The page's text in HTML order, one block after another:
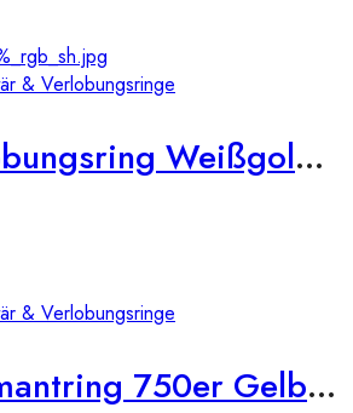
& Verlobungsringe
585er Verlobungsring Weißgold 0,10 ct.
& Verlobungsringe
Damen Diamantring 750er Gelbgold 0,23 carat Illusion Fassung Verlobungsring Solitärring